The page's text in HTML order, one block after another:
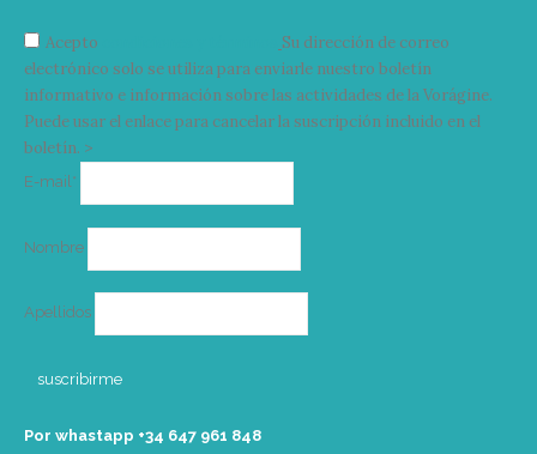
Acepto
Su dirección de correo
electrónico solo se utiliza para enviarle nuestro boletín
informativo e información sobre las actividades de la Vorágine.
Puede usar el enlace para cancelar la suscripción incluido en el
boletín. >
E-mail*
Nombre
Apellidos
Por whastapp +34 ‭647 961 848‬